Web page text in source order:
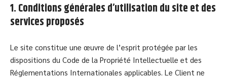
1. Conditions générales d’utilisation du site et des
services proposés
Le site constitue une œuvre de l’esprit protégée par les
dispositions du Code de la Propriété Intellectuelle et des
Réglementations Internationales applicables. Le Client ne